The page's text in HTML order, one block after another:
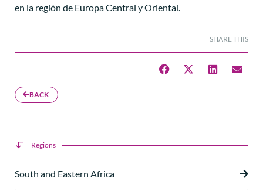
en la región de Europa Central y Oriental.
SHARE THIS
BACK
Regions
South and Eastern Africa